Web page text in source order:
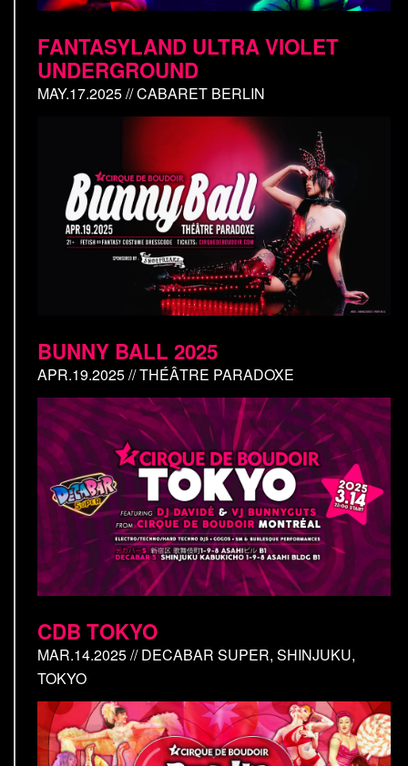
FANTASYLAND ULTRA VIOLET
UNDERGROUND
MAY.17.2025 // CABARET BERLIN
BUNNY BALL 2025
APR.19.2025 // THÉÂTRE PARADOXE
CDB TOKYO
MAR.14.2025 // DECABAR SUPER, SHINJUKU,
TOKYO